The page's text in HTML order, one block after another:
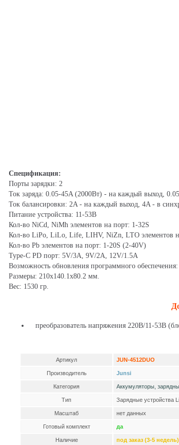
Спецификация:
Порты зарядки: 2
Ток заряда: 0.05-45A (2000Вт) - на каждый выход,
Ток балансировки: 2A - на каждый выход, 4A - в
Питание устройства: 11-53В
Кол-во NiCd, NiMh элементов на порт: 1-32S
Кол-во LiPo, LiLo, Life, LIHV, NiZn, LTO элементов
Кол-во Pb элементов на порт: 1-20S (2-40V)
Type-C PD порт: 5V/3A, 9V/2A, 12V/1.5A
Возможность обновления программного обеспечения:
Размеры: 210x140.1x80.2 мм.
Вес: 1530 гр.
преобразователь напряжения 220В/11-53В
Артикул JUN-4512DUO
Производитель Junsi
Категория Аккумуляторы,
Тип Зарядные устройства
Масштаб нет данных
Готовый комплект да
Наличие под заказ (3-5 недель)